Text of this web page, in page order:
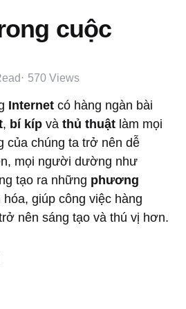
cuộc
570 Views
Internet có hàng ngàn bài
, bí kíp và thủ thuật làm mọi
của chúng ta trở nên dễ
mọi người dường như
tạo ra những phương
giúp công việc hàng
nên sáng tạo và thú vị hơn.